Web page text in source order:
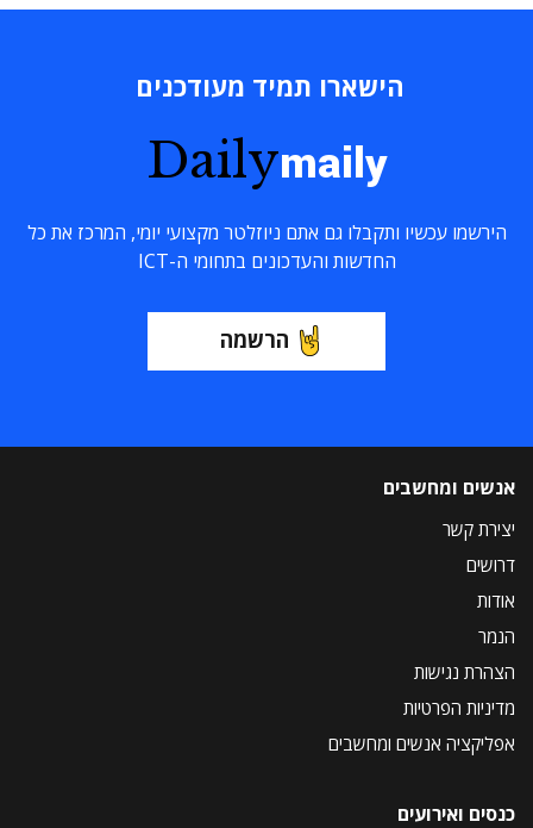
הישארו תמיד מעודכנים
Dailymaily
הירשמו עכשיו ותקבלו גם אתם ניוזלטר מקצועי יומי, המרכז את כל
החדשות והעדכונים בתחומי ה-ICT
הרשמה
אנשים ומחשבים
יצירת קשר
דרושים
אודות
הנמר
הצהרת נגישות
מדיניות הפרטיות
אפליקציה אנשים ומחשבים
כנסים ואירועים